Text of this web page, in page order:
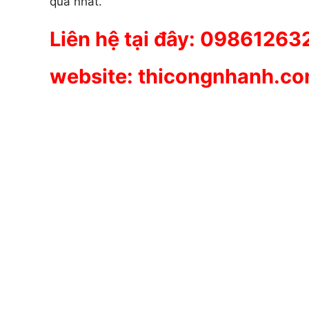
Liên hệ tại đây:
website: